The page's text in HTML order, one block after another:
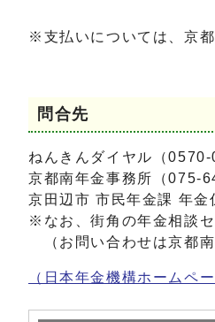
※支払いについては、京
問合先
ねんきんダイヤル（
京都南年金事務所（075-
京田辺市 市民年金課 年
※なお、街角の年金相談
（お問い合わせは京都南
（日本年金機構ホームペ